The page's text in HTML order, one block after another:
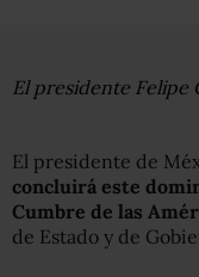
El presidente Felipe
El presidente de
concluirá este
Cumbre de las
de Estado y de